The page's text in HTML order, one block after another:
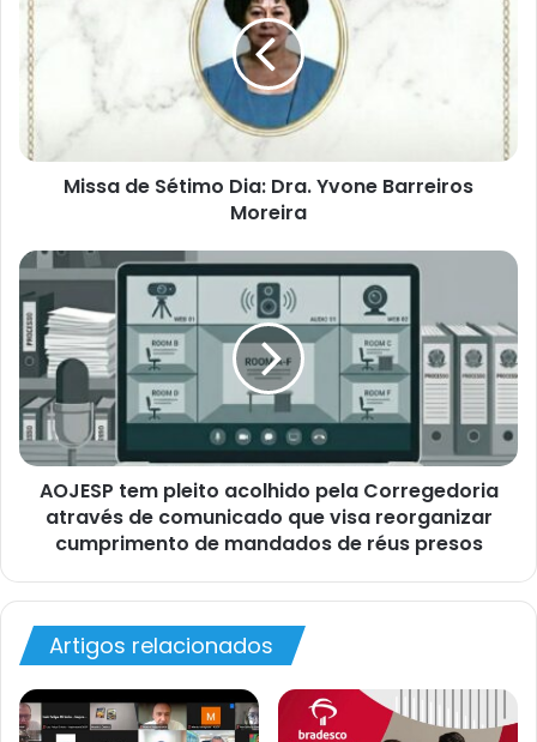
Missa de Sétimo Dia: Dra. Yvone Barreiros
Moreira
AOJESP tem pleito acolhido pela Corregedoria
através de comunicado que visa reorganizar
cumprimento de mandados de réus presos
Artigos relacionados